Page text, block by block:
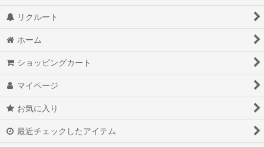
リクルート
ホーム
ショッピングカート
マイページ
お気に入り
最近チェックしたアイテム